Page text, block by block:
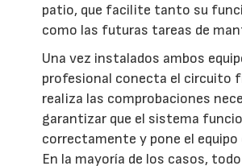
patio, que facilite tanto su
como las futuras tareas de
Una vez instalados ambos
profesional conecta el circuito
realiza las comprobaciones
garantizar que el sistema
correctamente y pone el equipo
En la mayoría de los casos,